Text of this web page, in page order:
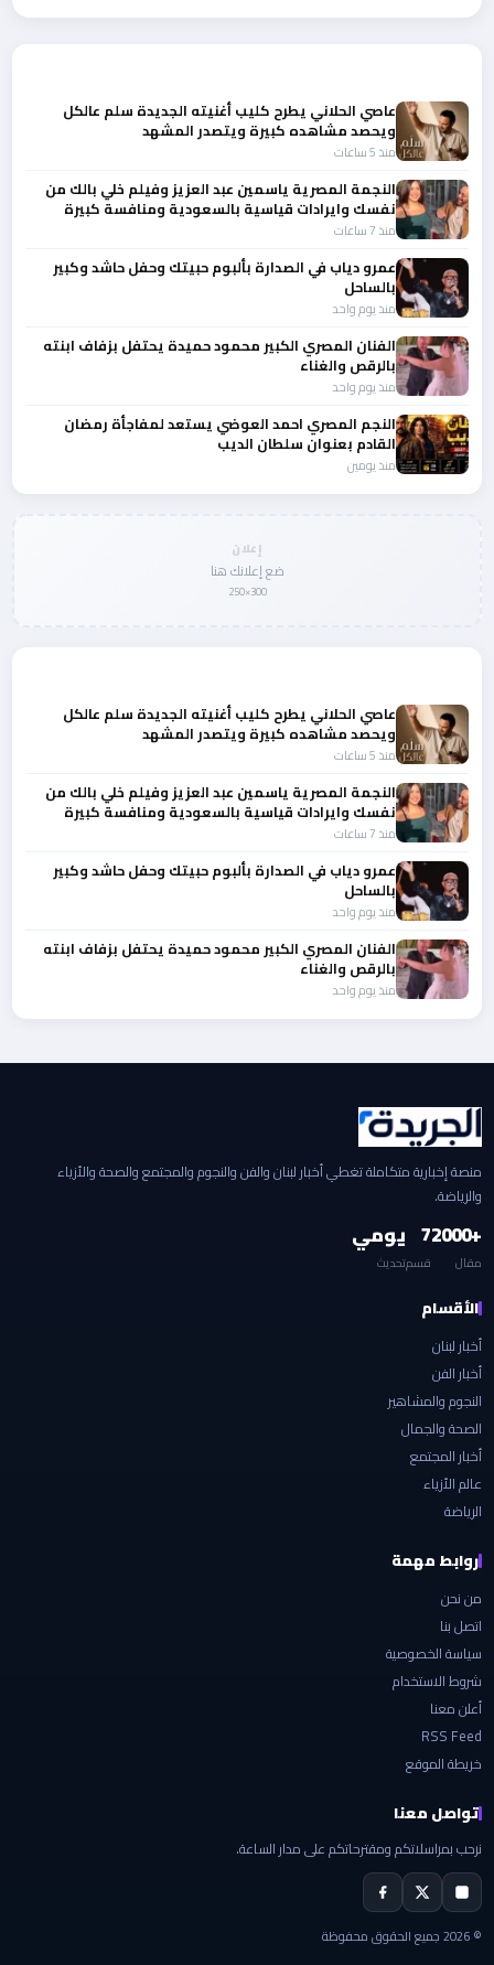
عاصي الحلاني يطرح كليب أغنيته الجديدة سلم عالكل
ويحصد مشاهده كبيرة ويتصدر المشهد
منذ 5 ساعات
النجمة المصرية ياسمين عبد العزيز وفيلم خلي بالك من
نفسك وايرادات قياسية بالسعودية ومنافسة كبيرة
منذ 7 ساعات
عمرو دياب في الصدارة بألبوم حبيتك وحفل حاشد وكبير
بالساحل
منذ يوم واحد
الفنان المصري الكبير محمود حميدة يحتفل بزفاف ابنته
بالرقص والغناء
منذ يوم واحد
النجم المصري احمد العوضي يستعد لمفاجأة رمضان
القادم بعنوان سلطان الديب
منذ يومين
إعلان
ضع إعلانك هنا
300×250
عاصي الحلاني يطرح كليب أغنيته الجديدة سلم عالكل
ويحصد مشاهده كبيرة ويتصدر المشهد
منذ 5 ساعات
النجمة المصرية ياسمين عبد العزيز وفيلم خلي بالك من
نفسك وايرادات قياسية بالسعودية ومنافسة كبيرة
منذ 7 ساعات
عمرو دياب في الصدارة بألبوم حبيتك وحفل حاشد وكبير
بالساحل
منذ يوم واحد
الفنان المصري الكبير محمود حميدة يحتفل بزفاف ابنته
بالرقص والغناء
منذ يوم واحد
منصة إخبارية متكاملة تغطي أخبار لبنان والفن والنجوم والمجتمع والصحة والأزياء
والرياضة.
+2000
مقال
7
قسم
يومي
تحديث
الأقسام
أخبار لبنان
أخبار الفن
النجوم والمشاهير
الصحة والجمال
أخبار المجتمع
عالم الأزياء
الرياضة
روابط مهمة
من نحن
اتصل بنا
سياسة الخصوصية
شروط الاستخدام
أعلن معنا
RSS Feed
خريطة الموقع
تواصل معنا
نرحب بمراسلاتكم ومقترحاتكم على مدار الساعة.
© 2026 جميع الحقوق محفوظة